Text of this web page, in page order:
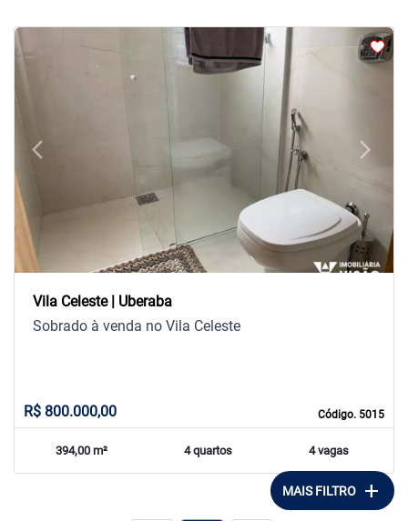
MAIS FILTRO add
arrow_back_iosPrevious arrow_forward_ios
Next
Vila Celeste | Uberaba
Código. 5015
Sobrado à venda no Vila Celeste
R$ 800.000,00
394,00 m² 4 quartos 4 vagas